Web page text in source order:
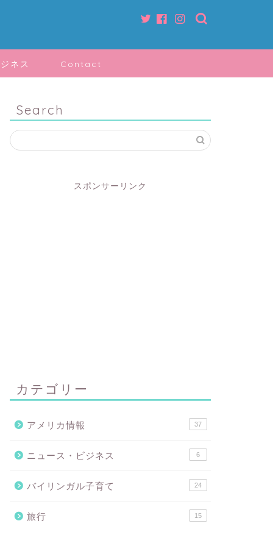
ネス Contact
Search
スポンサーリンク
カテゴリー
アメリカ情報 37
ニュース・ビジネス 6
バイリンガル子育て 24
旅行 15